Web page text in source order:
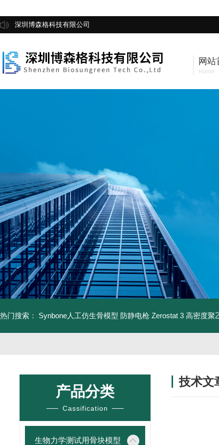
深圳博森格科技有限公司
网站
Home
热门搜索： Synbone人工仿生骨模型 防静电枪 Zerostat 3 高密度聚
产品分类
Cassification
生物力学测试用骨块模型
技术文